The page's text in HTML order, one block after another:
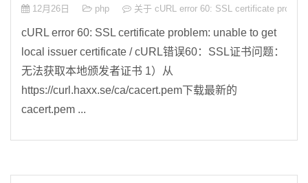
12月26日 php 关于 cURL error 60: SSL certificate
cURL error 60: SSL certificate problem: unable to get
local issuer certificate / cURL错误60：SSL证书问题：
无法获取本地颁发者证书 1）从
https://curl.haxx.se/ca/cacert.pem下载最新的
cacert.pem ...